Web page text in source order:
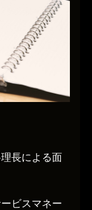
長による面
ビスマネー